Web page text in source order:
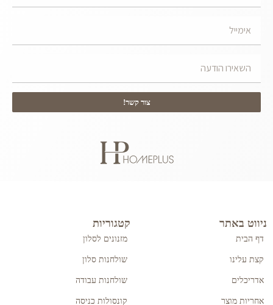
צור קשר!
ניווט באתר
דף הבית
קצת עלינו
אדריכלים
אחריות מוצר
קטגוריות
מזנונים לסלון
שולחנות סלון
שולחנות עבודה
קונסולות כניסה